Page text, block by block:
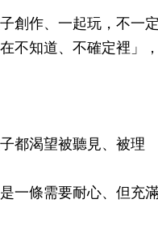
創作、一起玩，不一定
不知道、不確定裡」，
都渴望被聽見、被理
一條需要耐心、但充